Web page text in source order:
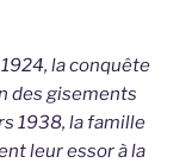
la conquête
des gisements
1938, la famille
leur essor à la